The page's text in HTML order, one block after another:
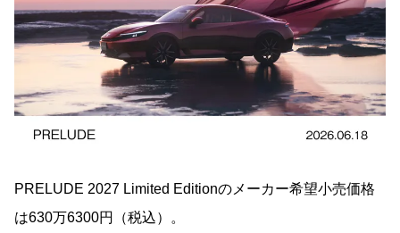
PRELUDE 2027 Limited Editionのメーカー希望小売価格
は630万6300円（税込）。